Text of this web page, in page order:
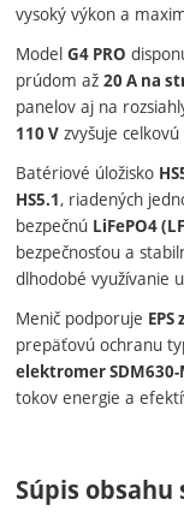
vysoký výkon a
ModelG4 PRO
prúdom až20 A na
panelov aj na
110 V zvyšuje
Batériové úložisko
HS5.1, riadených
bezpečnú LiFePO4
bezpečnosťou a
dlhodobé využívanie
Menič podporuje
prepäťovú ochranu
elektromer
tokov energie a
Súpis obsahu